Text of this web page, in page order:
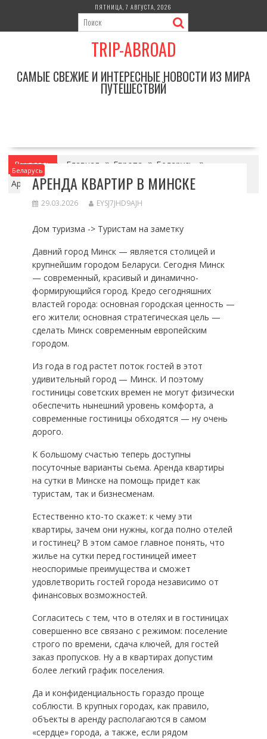
содержимому
ПЯТНИЦА, 7 АВГУСТА, 2026
TRIP-ABROAD
САМЫЕ СВЕЖИЕ И ИНТЕРЕСНЫЕ НОВОСТИ ИЗ МИРА
ПУТЕШЕСТВИЙ
Вы здесь Главная Европа
Беларусь
Аренда квартир в Минске
Беларусь
АРЕНДА КВАРТИР В МИНСКЕ
29.03.2026 EYSJ7JHD9AJH
Дом туризма -> Туристам на заметку
Давний город Минск — является столицей и
крупнейшим городом Беларуси. Сегодня Минск
— современный, красивый и динамично-
формирующийся город. Кредо сегодняшних
властей города: основная городская ценность —
его жители; основная стратегическая цель —
сделать Минск современным европейским
городом.
Из года в год растет поток гостей в этот
удивительный город — Минск. И поэтому
гостиницы советских времен не могут физически
обеспечить нынешний уровень комфорта, а
современные гостиницы обходятся — ну очень
дорого.
К большому счастью теперь доступны
посуточные варианты сьема. Аренда квартиры
на сутки в Минске на помощь придет как
туристам, так и бизнесменам.
Естественно кто-то скажет: к чему эти
квартиры, зачем они нужны, когда полно отелей
и гостинец? В этом самое главное понять, что
жилье на сутки перед гостиницей имеет
неоспоримые преимущества и сможет
удовлетворить гостей города независимо от
финансовых возможностей.
Согласитесь с тем, что в отелях и в гостиницах
совершенно все связано с режимом: поселение
строго по времени, сдача ключей, для гостей
заказ пропусков. Ну а в квартирах допустим
более легкий график поселения.
Да и конфиденциальность гораздо проще
соблюсти. В крупных городах, как правило,
объекты в аренду располагаются в самом
«сердце» города, а также, если рядом